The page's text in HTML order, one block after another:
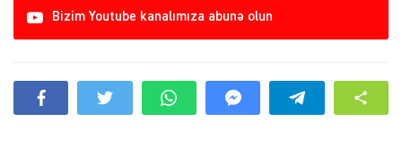
Bizim Youtube kanalımıza abunə olun